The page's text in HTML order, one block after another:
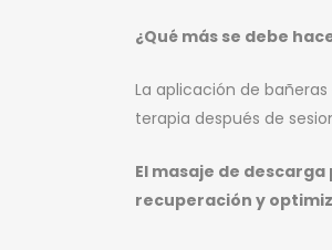
¿Qué más se debe
La aplicación de
terapia después de
El masaje de
recuperación y